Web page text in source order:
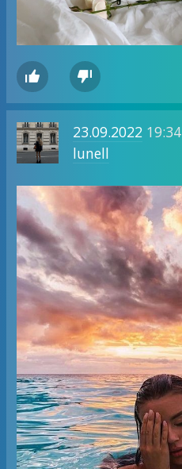
 
23.09.202219:34
lunell